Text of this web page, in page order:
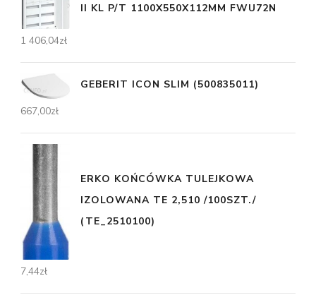
II KL P/T 1100X550X112MM FWU72N
1 406,04zł
GEBERIT ICON SLIM (500835011)
667,00zł
ERKO KOŃCÓWKA TULEJKOWA
IZOLOWANA TE 2,510 /100SZT./
(TE_2510100)
7,44zł